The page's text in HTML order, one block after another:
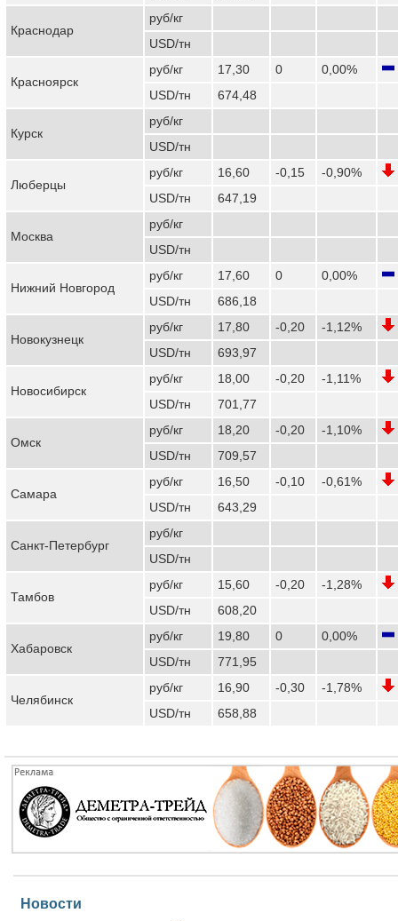
Краснодар
руб/кг
USD/тн
Красноярск
руб/кг 17,30 0
0,00%
USD/тн
674,48
Курск
руб/кг
USD/тн
Люберцы
руб/кг 16,60 -0,15
-0,90%
USD/тн
647,19
Москва
руб/кг
USD/тн
Нижний Новгород
руб/кг 17,60 0
0,00%
USD/тн
686,18
Новокузнецк
руб/кг 17,80 -0,20
-1,12%
USD/тн
693,97
Новосибирск
руб/кг 18,00 -0,20
-1,11%
USD/тн
701,77
Омск
руб/кг 18,20 -0,20
-1,10%
USD/тн
709,57
Самара
руб/кг 16,50 -0,10
-0,61%
USD/тн
643,29
Санкт-Петербург
руб/кг
USD/тн
Тамбов
руб/кг 15,60 -0,20
-1,28%
USD/тн
608,20
Хабаровск
руб/кг 19,80 0
0,00%
USD/тн
771,95
Челябинск
руб/кг 16,90 -0,30
-1,78%
USD/тн
658,88
Новости